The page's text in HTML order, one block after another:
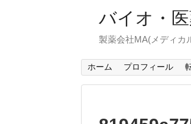
バイオ・
製薬会社MA(メディカ
ホーム プロフィール